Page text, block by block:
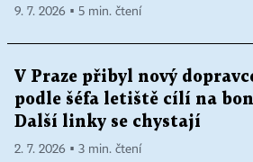
9. 7. 2026 ▪ 5 min. čtení
V Praze přibyl nový
podle šéfa letiště cílí na
Další linky se chystají
2. 7. 2026 ▪ 3 min. čtení